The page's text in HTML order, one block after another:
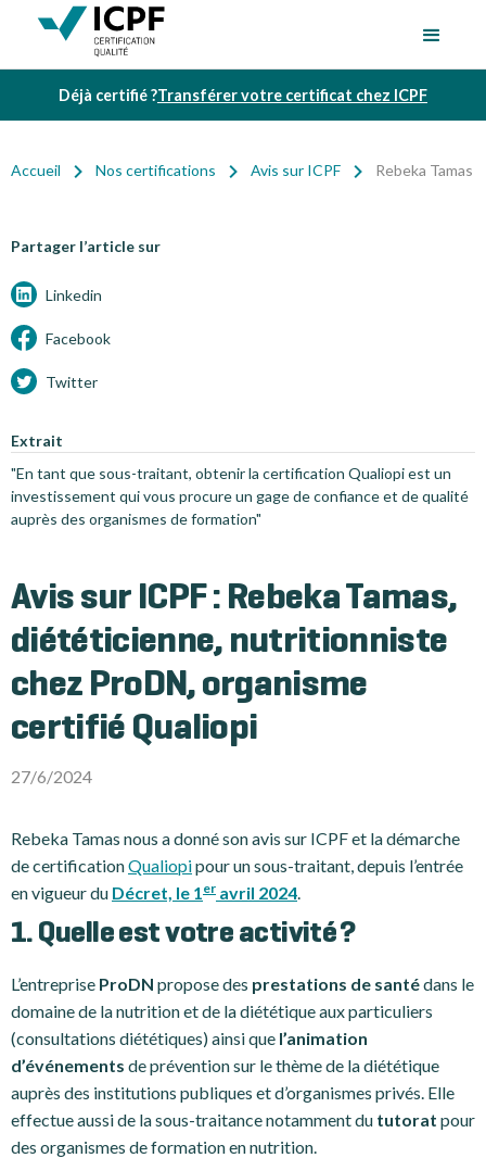
Déjà certifié ?Transférer votre certificat chez ICPF
Accueil Nos certifications Avis sur ICPF Rebeka Tamas
Avis sur ICPF : Rebeka Tamas,
diététicienne, nutritionniste
chez ProDN, organisme
certifié Qualiopi
27/6/2024
Rebeka Tamas nous a donné son avis sur ICPF et la démarche
de certificationQualiopipour un sous-traitant, depuis l’entrée
en vigueur du Décret, le 1er avril 2024.
1. Quelle est votre activité ?
L’entreprise ProDN propose des prestations de santédans le
domaine de la nutrition et de la diététique aux particuliers
(consultations diététiques) ainsi que l’animation
d’événements de prévention sur le thème de la diététique
auprès des institutions publiques et d’organismes privés. Elle
effectue aussi de la sous-traitance notamment du tutorat pour
des organismes de formation en nutrition.
Partager l’article sur
Linkedin
Facebook
Twitter
Extrait
"En tant que sous-traitant, obtenir la certification Qualiopi est un
investissement qui vous procure un gage de confiance et de qualité
auprès des organismes de formation"